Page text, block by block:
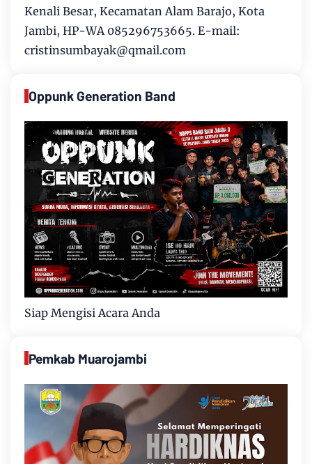
Kenali Besar, Kecamatan Alam Barajo, Kota
Jambi, HP-WA 085296753665. E-mail:
cristinsumbayak@qmail.com
Oppunk Generation Band
Siap Mengisi Acara Anda
Pemkab Muarojambi